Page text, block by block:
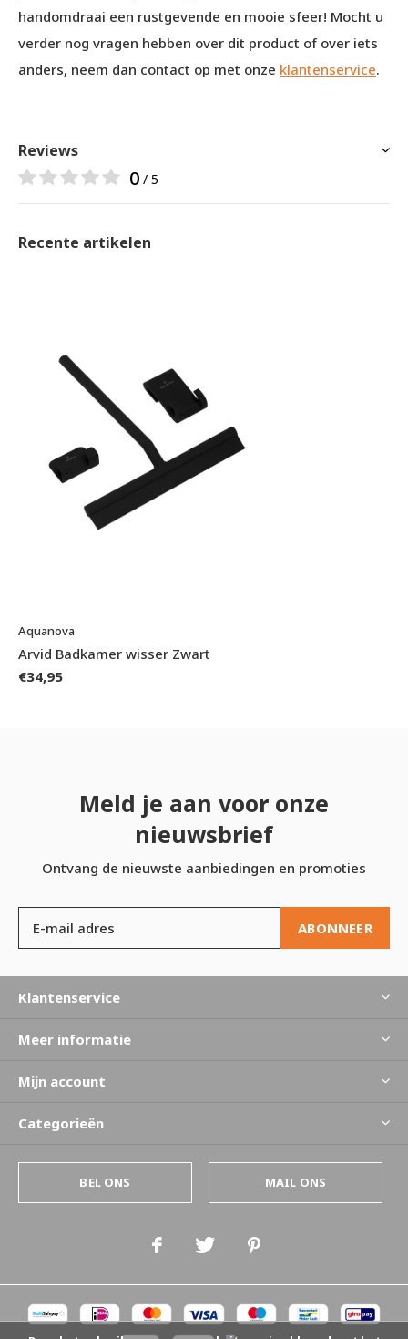
handomdraai een rustgevende en mooie sfeer! Mocht u
verder nog vragen hebben over dit product of over iets
anders, neem dan contact op met onze klantenservice.
Reviews
0 / 5
Recente artikelen
Aquanova
Arvid Badkamer wisser Zwart
€34,95
Meld je aan voor onze
nieuwsbrief
Ontvang de nieuwste aanbiedingen en promoties
ABONNEER
Klantenservice
Meer informatie
Mijn account
Categorieën
BEL ONS MAIL ONS